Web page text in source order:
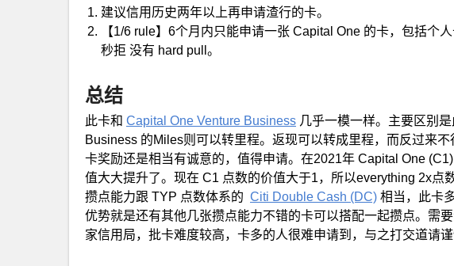
建议信用历史两年以上再申请渣行的卡。
【1/6 rule】6个月内只能申请一张 Capital One 的卡，包括个
秒拒 没有 hard pull。
总结
此卡和 Capital One Venture Business 几乎一模一样。主要区别
Business 的Miles则可以转里程。返现可以转成里程，而反过来
卡奖励还是相当有诚意的，值得申请。在2021年 Capital One
值大大提升了。现在 C1 点数的价值大于1，所以everything 2x点
攒点能力跟 TYP 点数体系的 Citi Double Cash (DC) 相当，此卡
优势就是还有其他几张攒点能力不错的卡可以搭配一起攒点。需
家信用局，批卡难度较高，卡多的人很难申请到，与之打交道请谨